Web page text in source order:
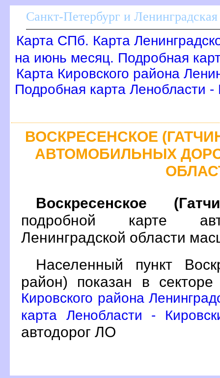
Санкт-Петербург и Ленинградская
Карта СПб. Карта
на июнь месяц. Подробная
Карта Кировского района
Подробная карта Ленобласти -
ОСКРЕСЕНСКОЕ
АВТОМОБИЛЬНЫХ
оскресенское
подробной карте
Ленинградской области
Населенный пункт
район) показан в
Кировского района
карта Ленобласти -
автодорог ЛО